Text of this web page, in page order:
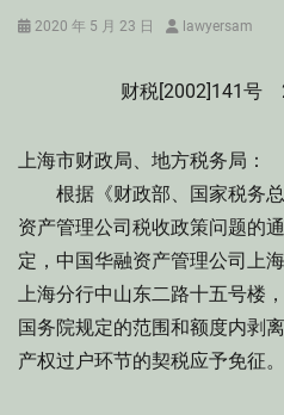
Posted
2020 年 5 月 23 日 Authorlawyersam
财税[2002]141号
上海市财政局、地方税务局：
根据《财政部、国家税务总
资产管理公司税收政策问题的
定，中国华融资产管理公司上
上海分行中山东二路十五号楼
国务院规定的范围和额度内剥
产权过户环节的契税应予免征。